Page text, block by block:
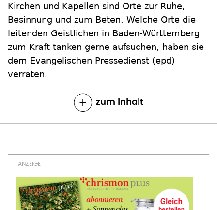
Kirchen und Kapellen sind Orte zur Ruhe,
Besinnung und zum Beten. Welche Orte die
leitenden Geistlichen in Baden-Württemberg
zum Kraft tanken gerne aufsuchen, haben sie
dem Evangelischen Pressedienst (epd)
verraten.
zum Inhalt